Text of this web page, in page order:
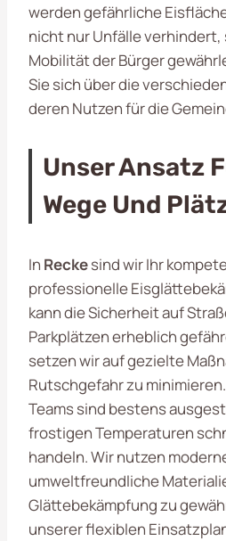
werden gefährliche
nicht nur Unfälle verhindert,
Mobilität der Bürger
Sie sich über die
deren Nutzen für die
Unser Ansatz
Wege Und
In Reckesind wir Ihr
professionelle
kann die Sicherheit auf
Parkplätzen erheblich
setzen wir auf gezielte
Rutschgefahr zu
Teams sind bestens
frostigen Temperaturen
handeln. Wir nutzen
umweltfreundliche
Glättebekämpfung zu
unserer flexiblen